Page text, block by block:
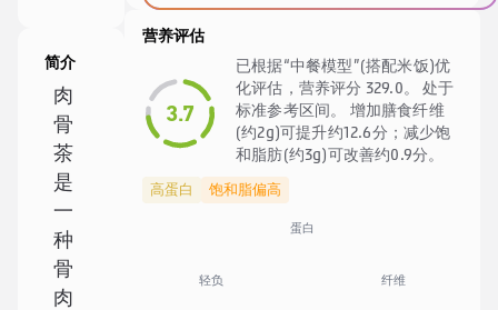
简介
肉
骨
茶
是
一
种
骨
肉
营养评估
3.7
已根据“中餐模型”(搭配米饭)优
化评估，营养评分 329.0。 处于
标准参考区间。 增加膳食纤维
(约2g)可提升约12.6分；减少饱
和脂肪(约3g)可改善约0.9分。
高蛋白 饱和脂偏高
蛋白
纤维
轻负